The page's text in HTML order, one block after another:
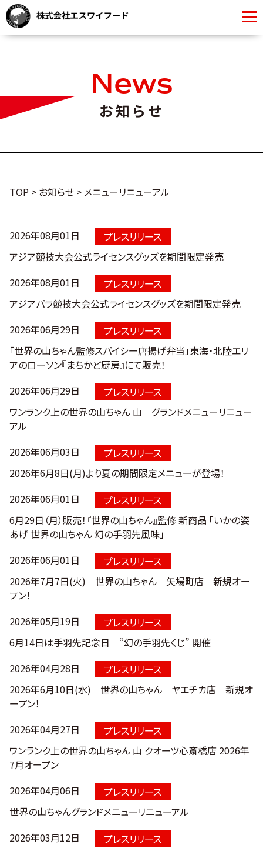
News
お知らせ
TOP > お知らせ > メニューリニューアル
2026年08月01日
プレスリリース
アジア競技大会公式ライセンスグッズを期間限定発売
2026年08月01日
プレスリリース
アジアパラ競技大会公式ライセンスグッズを期間限定発売
2026年06月29日
プレスリリース
「世界の山ちゃん監修スパイシー唐揚げ弁当」東海・北陸エリ
アのローソン『まちかど厨房』にて販売！
2026年06月29日
プレスリリース
ワンランク上の世界の山ちゃん 山 グランドメニューリニュー
アル
2026年06月03日
プレスリリース
2026年6月8日(月)より夏の期間限定メニューが登場！
2026年06月01日
プレスリリース
6月29日（月）販売！『世界の山ちゃん』監修 新商品​ 「いかの姿
あげ 世界の山ちゃん 幻の手羽先風味」
2026年06月01日
プレスリリース
2026年7月7日(火)​ 世界の山ちゃん 矢場町店 新規オー
プン！​
2026年05月19日
プレスリリース
6月14日は手羽先記念日 “幻の手羽先くじ” 開催
2026年04月28日
プレスリリース
2026年6月10日(水) 世界の山ちゃん ヤエチカ店 新規オ
ープン！
2026年04月27日
プレスリリース
ワンランク上の世界の山ちゃん 山 クオーツ心斎橋店 2026年
7月オープン
2026年04月06日
プレスリリース
世界の山ちゃんグランドメニューリニューアル
2026年03月12日
プレスリリース